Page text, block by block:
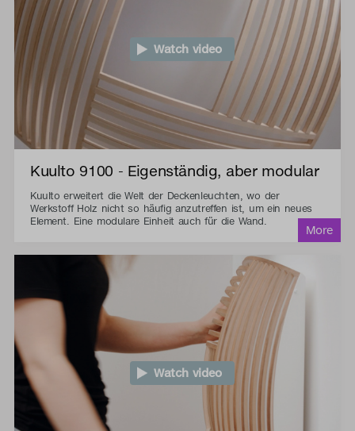
Watch video
Kuulto 9100 - Eigenständig, aber modular
Kuulto erweitert die Welt der Deckenleuchten, wo der
Werkstoff Holz nicht so häufig anzutreffen ist, um ein neues
Element. Eine modulare Einheit auch für die Wand.
Watch video